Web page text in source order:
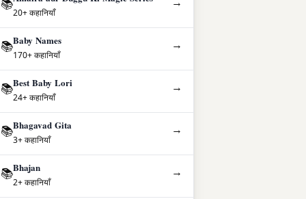
📚
20+ कहानियाँ
📚Baby Names
170+ कहानियाँ
→
📚Best Baby Lori
24+ कहानियाँ
→
📚Bhagavad Gita
3+ कहानियाँ
→
📚Bhajan
2+ कहानियाँ
→